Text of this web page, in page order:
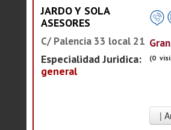
JARDO Y SOLA
ASESORES
C/ Palencia 33 local 21
Especialidad Juridica:
general
(0